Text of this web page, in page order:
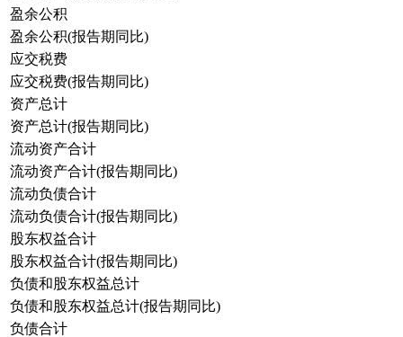
盈余公积
盈余公积(报告期同比)
应交税费
应交税费(报告期同比)
资产总计
资产总计(报告期同比)
流动资产合计
流动资产合计(报告期同比)
流动负债合计
流动负债合计(报告期同比)
股东权益合计
股东权益合计(报告期同比)
负债和股东权益总计
负债和股东权益总计(报告期同比)
负债合计